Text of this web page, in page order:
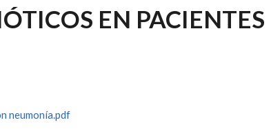
EN PACIENTES
neumonía.pdf